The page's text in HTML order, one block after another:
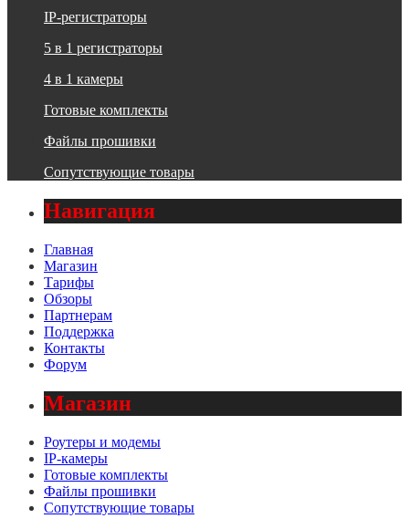
IP-регистраторы
5 в 1 регистраторы
4 в 1 камеры
Готовые комплекты
Файлы прошивки
Сопутствующие товары
Навигация
Главная
Магазин
Тарифы
Обзоры
Партнерам
Поддержка
Контакты
Форум
Магазин
Роутеры и модемы
IP-камеры
Готовые комплекты
Файлы прошивки
Сопутствующие товары